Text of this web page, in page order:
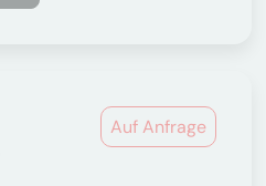
Auf Anfrage